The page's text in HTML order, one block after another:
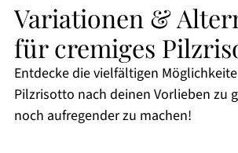
Variationen &
für cremiges
Entdecke die vielfältigen
Pilzrisotto nach deinen Vorlieben zu
noch aufregender zu machen!